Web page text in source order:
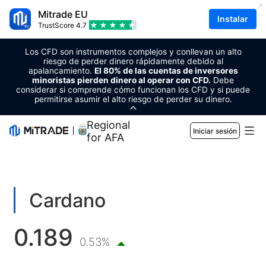
Mitrade EU
TrustScore 4.7
Instalar
Los CFD son instrumentos complejos y conllevan un alto
riesgo de perder dinero rápidamente debido al
apalancamiento. El 80% de las cuentas de inversores
minoristas pierden dinero al operar con CFD. Debe
considerar si comprende cómo funcionan los CFD y si puede
permitirse asumir el alto riesgo de perder su dinero.
Regional Sponsor
for AFA
Iniciar sesión
Forex
Materias primas
CRIPTOMONEDAS
Comercio
Plataforma de trading
Gestión de riesgo
Herramientas de mercado
Calendario económico
Educación
Cardano
0.189 0.53%